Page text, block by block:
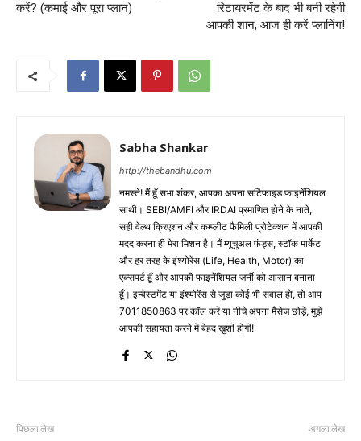
करें? (कमाई और पूरा प्लान)
रिटायरमेंट के बाद भी बनी रहेगी
आपकी शान, आज ही करें प्लानिंग!
Sabha Shankar
http://thebandhu.com
नमस्ते! मैं हूँ सभा शंकर, आपका अपना सर्टिफाइड फाइनेंशियल
साथी। SEBI/AMFI और IRDAI प्रमाणित होने के नाते,
सही वेल्थ क्रिएशन और कम्प्लीट फैमिली प्रोटेक्शन में आपकी
मदद करना ही मेरा मिशन है। मैं म्यूचुअल फंड्स, स्टॉक मार्केट
और हर तरह के इंश्योरेंस (Life, Health, Motor) का
एक्सपर्ट हूँ और आपकी फाइनेंशियल जर्नी को आसान बनाता
हूँ। इन्वेस्टमेंट या इंश्योरेंस से जुड़ा कोई भी सवाल हो, तो आप
7011850863 पर कॉल करें या नीचे अपना मैसेज छोड़ें, मुझे
आपकी सहायता करने में बेहद खुशी होगी!
पिछला लेख अगला लेख